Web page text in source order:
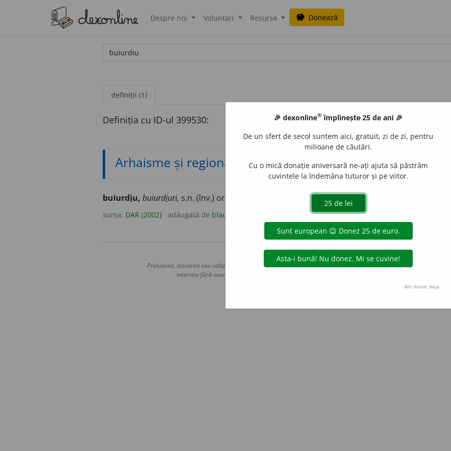
Despre noi Voluntari Resurse savings Donează
definiții (1)
Definiția cu ID-ul 399530:
Arhaisme și regionalisme
buiurdiu, buiurdiuri, s.n. (înv.) ordin scris de un pașă, de un vizir.
sursa: DAR (2002) adăugată de blaurb.
Copyright © 2004-2026 dexonline (https://dexonline.ro)
Preluarea, stocarea sau utilizarea datelor de pe acest site, inclusiv prin orice metode de extragere automată
interzise fără acordul nostru prealabil scris, cu excepția seturilor de date oferite oficial spre utilizare
Hosterion
🎉 dexonline® împlinește 25 de ani 🎉
De un sfert de secol suntem aici, gratuit, zi de zi, pentru
milioane de căutări.
Cu o mică donație aniversară ne-ați ajuta să păstrăm
cuvintele la îndemâna tuturor și pe viitor.
Am donat deja.